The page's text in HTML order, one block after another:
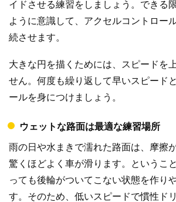
イドさせる練習をしましょう。できる
ように意識して、アクセルコントロー
続させます。
大きな円を描くためには、スピードを
せん。何度も繰り返して早いスピード
ールを身につけましょう。
ウェットな路面は最適な練習場所
雨の日や水まきで濡れた路面は、摩擦
驚くほどよく車が滑ります。というこ
っても後輪がついてこない状態を作り
す。そのため、低いスピードで慣性ド